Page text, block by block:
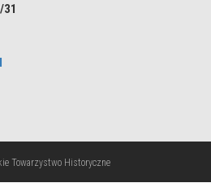
Towarzystwo Historyczne